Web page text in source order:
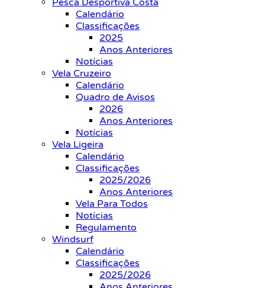
Pesca Desportiva Costa
Calendário
Classificações
2025
Anos Anteriores
Notícias
Vela Cruzeiro
Calendário
Quadro de Avisos
2026
Anos Anteriores
Notícias
Vela Ligeira
Calendário
Classificações
2025/2026
Anos Anteriores
Vela Para Todos
Notícias
Regulamento
Windsurf
Calendário
Classificações
2025/2026